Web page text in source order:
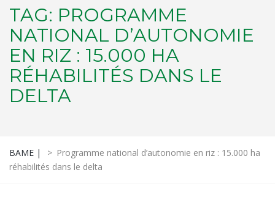
TAG: PROGRAMME
NATIONAL D’AUTONOMIE
EN RIZ : 15.000 HA
RÉHABILITÉS DANS LE
DELTA
BAME | > Programme national d’autonomie en riz : 15.000 ha
réhabilités dans le delta